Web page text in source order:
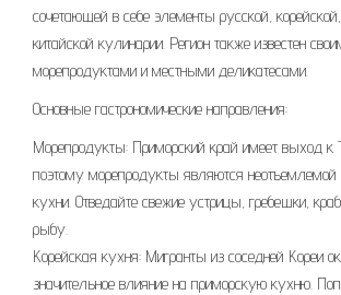
сочетающей в себе элементы русской,
китайской кулинарии. Регион также известен
морепродуктами и местными деликатесами.
Основные гастрономические направления:
Морепродукты: Приморский край имеет выход к
поэтому морепродукты являются неотъемлемой
кухни. Отведайте свежие устрицы, гребешки,
рыбу.
Корейская кухня: Мигранты из соседней Кореи
значительное влияние на приморскую кухню.